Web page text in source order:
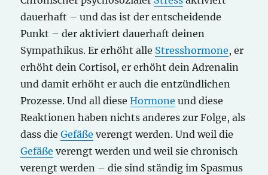
dauerhaft – und das ist der entscheidende
Punkt – der aktiviert dauerhaft deinen
Sympathikus. Er erhöht alle Stresshormone, er
erhöht dein Cortisol, er erhöht dein Adrenalin
und damit erhöht er auch die entzündlichen
Prozesse. Und all dieseHormone und diese
Reaktionen haben nichts anderes zur Folge, als
dass dieGefäße verengt werden. Und weil die
Gefäße verengt werden und weil sie chronisch
verengt werden – die sind ständig im Spasmus